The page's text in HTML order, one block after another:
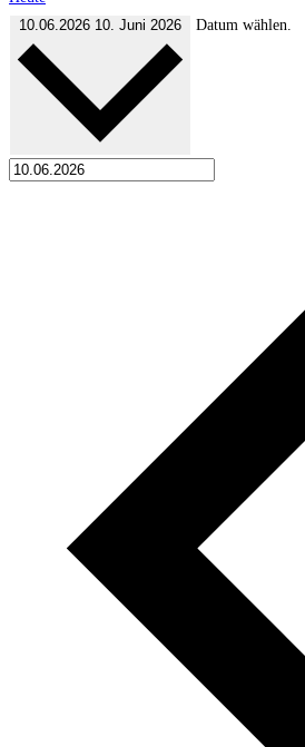
10.06.2026 10. Juni 2026 Datum wählen.